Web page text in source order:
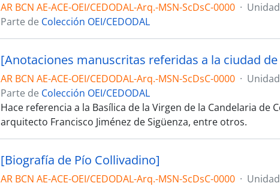
AR BCN AE-ACE-OEI/CEDODAL-Arq.-MSN-ScDsC-0000 ·
Parte de Colección OEI/CEDODAL
[Anotaciones manuscritas referidas a la ciudad
AR BCN AE-ACE-OEI/CEDODAL-Arq.-MSN-ScDsC-0000 ·
Parte de Colección OEI/CEDODAL
Hace referencia a la Basílica de la Virgen de la Candelaria de
arquitecto Francisco Jiménez de Sigüenza, entre otros.
[Biografía de Pío Collivadino]
AR BCN AE-ACE-OEI/CEDODAL-Arq.-MSN-ScDsC-0000 ·